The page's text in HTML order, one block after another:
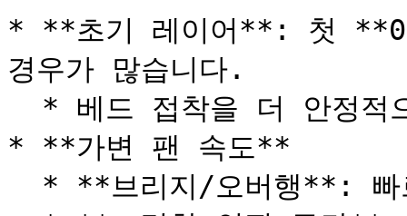
* **초기 레이어**: 첫
경우가 많습니다.
* **가변 팬 속도**